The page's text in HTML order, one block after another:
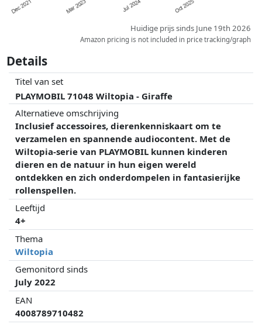
Huidige prijs sinds June 19th 2026
Amazon pricing is not included in price tracking/graph
Details
Titel van set
PLAYMOBIL 71048 Wiltopia - Giraffe
Alternatieve omschrijving
Inclusief accessoires, dierenkenniskaart om te
verzamelen en spannende audiocontent. Met de
Wiltopia-serie van PLAYMOBIL kunnen kinderen
dieren en de natuur in hun eigen wereld
ontdekken en zich onderdompelen in fantasierijke
rollenspellen.
Leeftijd
4+
Thema
Wiltopia
Gemonitord sinds
July 2022
EAN
4008789710482